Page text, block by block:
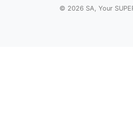
© 2026 SA, Your